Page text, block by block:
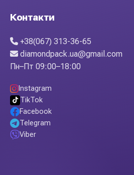
Контакти
+38(067) 313-36-65
diamondpack.ua@gmail.com
Пн–Пт 09:00–18:00
Instagram
TikTok
Facebook
Telegram
Viber